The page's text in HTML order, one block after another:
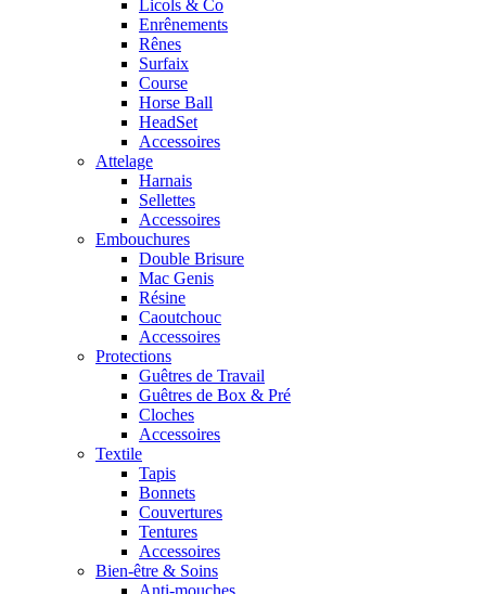
Licols & Co
Enrênements
Rênes
Surfaix
Course
Horse Ball
HeadSet
Accessoires
Attelage
Harnais
Sellettes
Accessoires
Embouchures
Double Brisure
Mac Genis
Résine
Caoutchouc
Accessoires
Protections
Guêtres de Travail
Guêtres de Box & Pré
Cloches
Accessoires
Textile
Tapis
Bonnets
Couvertures
Tentures
Accessoires
Bien-être & Soins
Anti-mouches